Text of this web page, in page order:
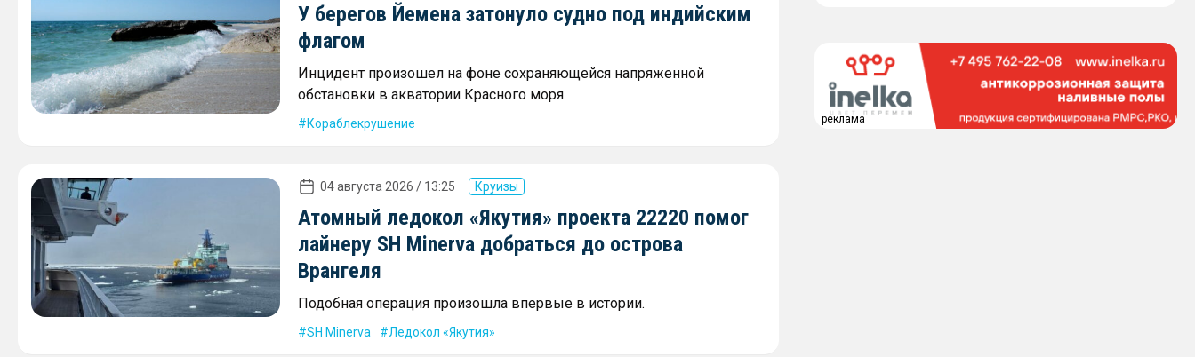
У берегов Йемена затонуло судно под индийским
флагом
Инцидент произошел на фоне сохраняющейся напряженной
обстановки в акватории Красного моря.
Кораблекрушение
04 августа 2026 / 13:25 Круизы
Атомный ледокол «Якутия» проекта 22220 помог
лайнеру SH Minerva добраться до острова
Врангеля
Подобная операция произошла впервые в истории.
SH Minerva Ледокол «Якутия»
реклама